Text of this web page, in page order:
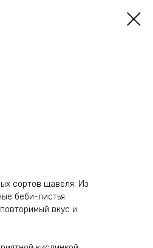
сортов щавеля. Из
беби-листья.
вкус и